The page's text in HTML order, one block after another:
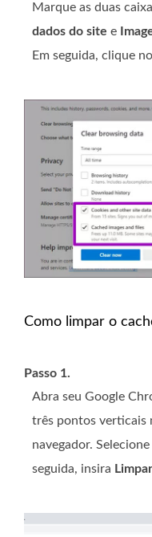
Marque as duas
dados do site e
Em seguida, clique
Como limpar o
Passo 1.
Abra seu Google
três pontos verticais
navegador. Selecione
seguida, insira